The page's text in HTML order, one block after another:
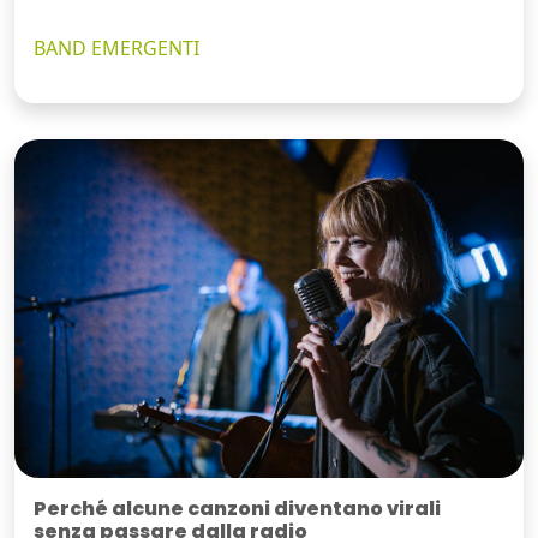
BAND EMERGENTI
Perché alcune canzoni diventano virali
senza passare dalla radio